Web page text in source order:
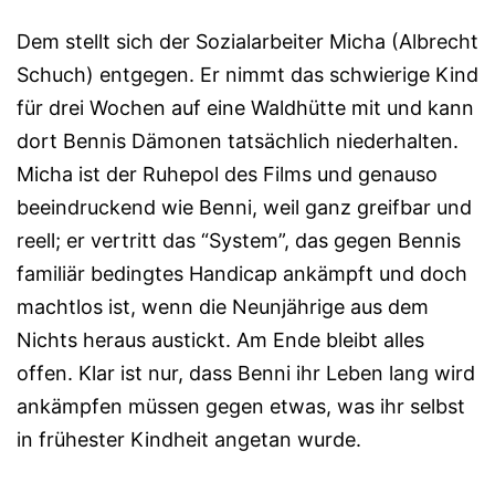
Dem stellt sich der Sozialarbeiter Micha (Albrecht
Schuch) entgegen. Er nimmt das schwierige Kind
für drei Wochen auf eine Waldhütte mit und kann
dort Bennis Dämonen tatsächlich niederhalten.
Micha ist der Ruhepol des Films und genauso
beein­drucken­d wie Benni, weil ganz greifbar und
reell; er vertritt das “System”, das gegen Bennis
familiär bedingtes Handicap ankämpft und doch
machtlos ist, wenn die Neun­jäh­rige aus dem
Nichts heraus austickt. Am Ende bleibt alles
offen. Klar ist nur, dass Benni ihr Leben lang wird
ankämpfen müssen gegen etwas, was ihr selbst
in frühester Kindheit angetan wurde.